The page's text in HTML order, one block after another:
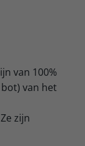
van 100%
van het
zijn